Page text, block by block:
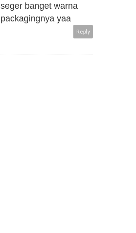
seger banget warna
packagingnya yaa
Reply